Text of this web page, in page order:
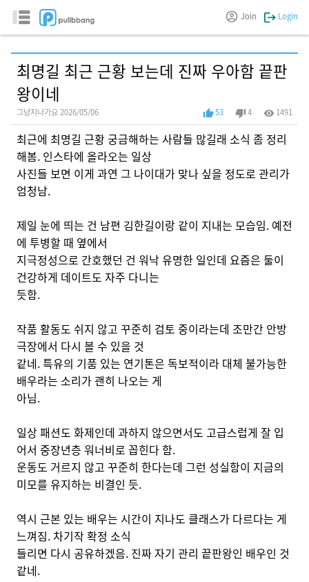
Join Login
최명길 최근 근황 보는데 진짜 우아함 끝판
왕이네
그냥지나가요 2026/05/06 53 4 1491
최근에 최명길 근황 궁금해하는 사람들 많길래 소식 좀 정리
해봄. 인스타에 올라오는 일상
사진들 보면 이게 과연 그 나이대가 맞나 싶을 정도로 관리가
엄청남.
제일 눈에 띄는 건 남편 김한길이랑 같이 지내는 모습임. 예전
에 투병할 때 옆에서
지극정성으로 간호했던 건 워낙 유명한 일인데 요즘은 둘이
건강하게 데이트도 자주 다니는
듯함.
작품 활동도 쉬지 않고 꾸준히 검토 중이라는데 조만간 안방
극장에서 다시 볼 수 있을 것
같네. 특유의 기품 있는 연기톤은 독보적이라 대체 불가능한
배우라는 소리가 괜히 나오는 게
아님.
일상 패션도 화제인데 과하지 않으면서도 고급스럽게 잘 입
어서 중장년층 워너비로 꼽힌다 함.
운동도 거르지 않고 꾸준히 한다는데 그런 성실함이 지금의
미모를 유지하는 비결인 듯.
역시 근본 있는 배우는 시간이 지나도 클래스가 다르다는 게
느껴짐. 차기작 확정 소식
들리면 다시 공유하겠음. 진짜 자기 관리 끝판왕인 배우인 것
같네.